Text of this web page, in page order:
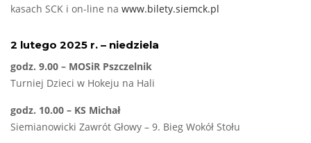
kasach SCK i on-line na www.bilety.siemck.pl
2 lutego 2025 r. – niedziela
godz. 9.00 – MOSiR Pszczelnik
Turniej Dzieci w Hokeju na Hali
godz. 10.00 – KS Michał
Siemianowicki Zawrót Głowy – 9. Bieg Wokół Stołu